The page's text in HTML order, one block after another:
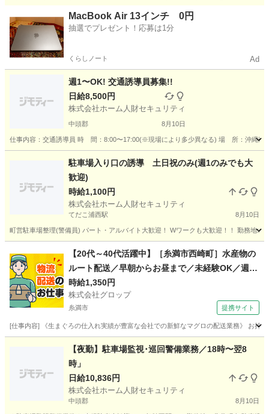
その他 シニア
MacBook Air 13インチ 0円
抽選でプレゼント！応募は1分
くらしノート Ad
週1〜OK! 交通誘導員募集!!
日給8,500円
株式会社ホーム人財セキュリティ
中頭郡 8月10日
仕事内容：交通誘導員 時 間：8:00〜17:00(※現場により多少異なる) 場 所：沖縄県
その他 シニア
駐車場入り口の誘導 土日祝のみ(週1のみでも大
歓迎)
時給1,100円
株式会社ホーム人財セキュリティ
てだこ浦西駅 8月10日
町営駐車場整理(警備員) パート・アルバイト大歓迎！ Wワークも大歓迎！！ 勤務地
てだこ浦西駅 その他
【20代～40代活躍中】［糸満市西崎町］水産物の
ルート配送／早朝からお昼まで／未経験OK／週休
2日／時給1,350円＋ガソリン代／正社員登用前提
時給1,350円
株式会社グロップ
糸満市 提携サイト
[仕事内容] 《生まぐろの仕入れ実績が豊富な会社での新鮮なマグロの配送業務》 お持
ドライバー
【夜勤】駐車場監視･巡回警備業務／18時〜翌8
時」
日給10,836円
株式会社ホーム人財セキュリティ
中頭郡 8月10日